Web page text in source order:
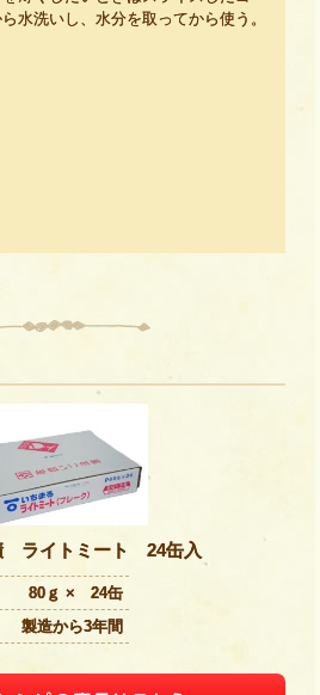
水洗いし、水分を取ってから使う。
ライトミート 24缶入
80ｇ × 24缶
製造から3年間